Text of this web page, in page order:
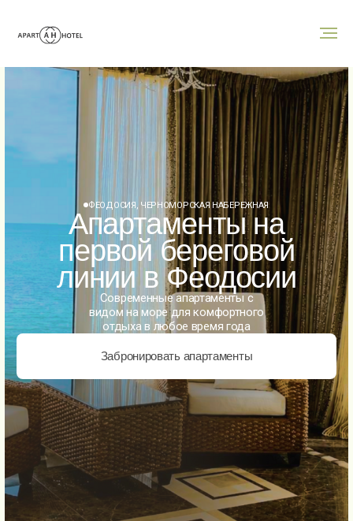
ФЕОДОСИЯ, ЧЕРНОМОРСКАЯ НАБЕРЕЖНАЯ
Апартаменты на
первой береговой
линии в Феодосии
Современные апартаменты с
видом на море для комфортного
отдыха в любое время года
Забронировать апартаменты